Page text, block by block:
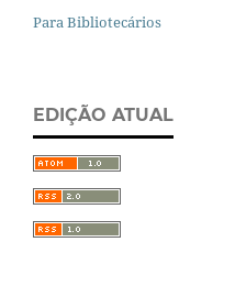
Para Bibliotecários
EDIÇÃO ATUAL